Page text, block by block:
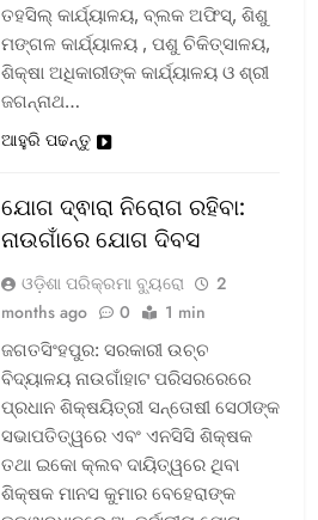
ତହସିଲ୍‌ କାର୍ଯ୍ୟାଳୟ, ବ୍ଲକ ଅଫିସ୍‌, ଶିଶୁ
ମଙ୍ଗଳ କାର୍ଯ୍ୟାଳୟ , ପଶୁ ଚିକିତ୍ସାଳୟ,
ଶିକ୍ଷା ଅଧିକାରୀଙ୍କ କାର୍ଯ୍ୟାଳୟ ଓ ଶ୍ରୀ
ଜଗନ୍ନାଥ…
ଆହୁରି ପଢନ୍ତୁ
ଯୋଗ ଦ୍ଵାରା ନିରୋଗ ରହିବା:
ନାଉଗାଁରେ ଯୋଗ ଦିବସ
ଓଡ଼ିଶା ପରିକ୍ରମା ବ୍ୟୁରୋ
2
months ago
0 1 min
ଜଗତସିଂହପୁର: ସରକାରୀ ଉଚ୍ଚ
ବିଦ୍ୟାଳୟ ନାଉଗାଁହାଟ ପରିସରରେରେ
ପ୍ରଧାନ ଶିକ୍ଷୟିତ୍ରୀ ସନ୍ତୋଷୀ ସେଠୀଙ୍କ
ସଭାପତିତ୍ୱରେ ଏବଂ ଏନସିସି ଶିକ୍ଷକ
ତଥା ଇକୋ କ୍ଲବ ଦାୟିତ୍ୱରେ ଥିବା
ଶିକ୍ଷକ ମାନସ କୁମାର ବେହେରାଙ୍କ